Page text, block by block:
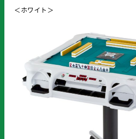
＜ホワイト＞